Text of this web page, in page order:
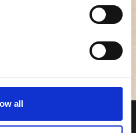
all
nyt avoinna